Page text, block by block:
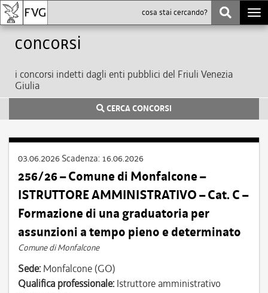
Concorsi
i concorsi indetti dagli enti pubblici del Friuli Venezia
Giulia
CERCA CONCORSI
03.06.2026 Scadenza: 16.06.2026
256/26 – Comune di Monfalcone –
ISTRUTTORE AMMINISTRATIVO – Cat. C –
Formazione di una graduatoria per
assunzioni a tempo pieno e determinato
Comune di Monfalcone
Sede: Monfalcone (GO)
Qualifica professionale: Istruttore amministrativo